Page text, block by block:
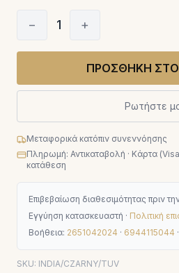
− 1 +
ΠΡΟΣΘΗΚΗ ΣΤΟ
Ρωτήστε
Μεταφορικά κατόπιν συνεννόησης
Πληρωμή: Αντικαταβολή · Κάρτα
κατάθεση
Επιβεβαίωση διαθεσιμότητας πριν
Εγγύηση κατασκευαστή · Πολιτική
Βοήθεια: 2651042024 · 6944115044 ·
SKU: INDIA/CZARNY/TUV